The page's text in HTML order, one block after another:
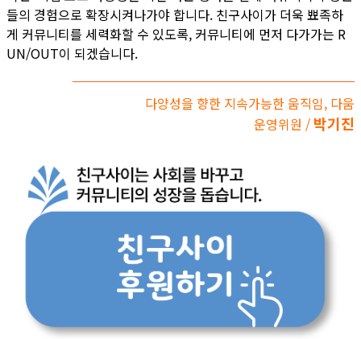
들의 경험으로 확장시켜나가야 합니다. 친구사이가 더욱 뾰족하
게 커뮤니티를 세력화할 수 있도록, 커뮤니티에 먼저 다가가는 R
UN/OUT이 되겠습니다.
다양성을 향한 지속가능한 움직임, 다움
운영위원 / 박기진